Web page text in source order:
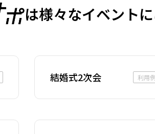
は様々なイベントに
結婚式2次会 利用